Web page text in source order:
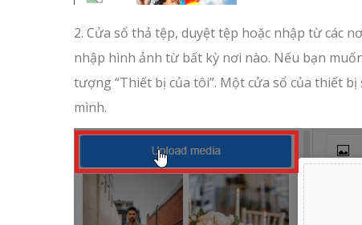
2. Cửa sổ thả tệp, duyệt tệp hoặc nhập từ các
nhập hình ảnh từ bất kỳ nơi nào. Nếu bạn
tượng “Thiết bị của tôi”. Một cửa sổ của thiết
mình.